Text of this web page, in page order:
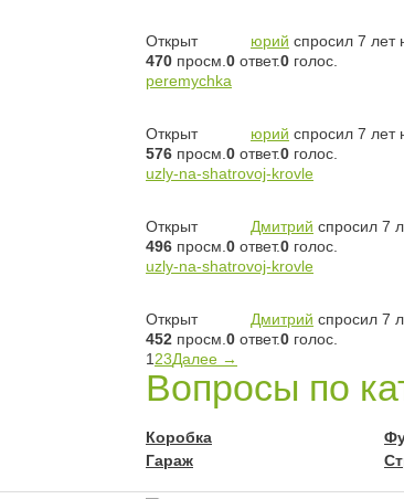
Открыт юрий спросил 7 лет
470 просм.0 ответ.0 голос.
peremychka
Открыт юрий спросил 7 лет
576 просм.0 ответ.0 голос.
uzly-na-shatrovoj-krovle
Открыт Дмитрий спросил 7
496 просм.0 ответ.0 голос.
uzly-na-shatrovoj-krovle
Открыт Дмитрий спросил 7
452 просм.0 ответ.0 голос.
123Далее →
Вопросы по
Коробка
Гараж